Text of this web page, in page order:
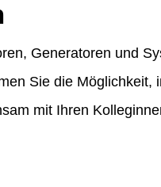
Generatoren und
Sie die
mit Ihren